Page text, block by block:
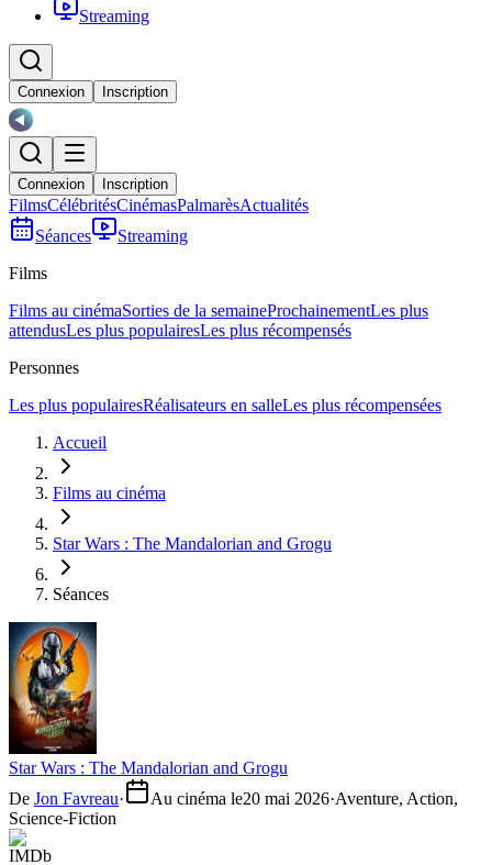
Streaming
Connexion Inscription
Connexion Inscription
FilmsCélébritésCinémasPalmarèsActualités
Séances
Streaming
Films
Films au cinémaSorties de la semaineProchainementLes plus
attendusLes plus populairesLes plus récompensés
Personnes
Les plus populairesRéalisateurs en salleLes plus récompensées
Accueil
Films au cinéma
Star Wars : The Mandalorian and Grogu
Séances
Star Wars : The Mandalorian and Grogu
De Jon Favreau· Au cinéma le20 mai 2026·Aventure, Action,
Science-Fiction